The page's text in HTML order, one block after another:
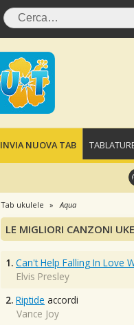
INVIA NUOVA TAB
Tab ukulele Aqua
LE MIGLIORI CANZONI
1. Can't Help Falling In Love
Elvis Presley
2. Riptide accordi
Vance Joy